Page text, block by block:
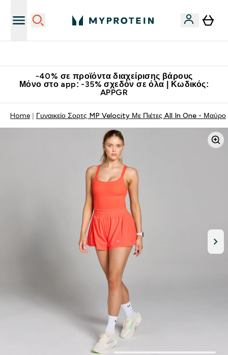
-40% σε προϊόντα διαχείρισης βάρους
Μόνο στο app: -35% σχεδόν σε όλα | Κωδικός:
APPGR
Home Γυναικείο Σορτς MP Velocity Με Πιέτες All In One - Μαύρο